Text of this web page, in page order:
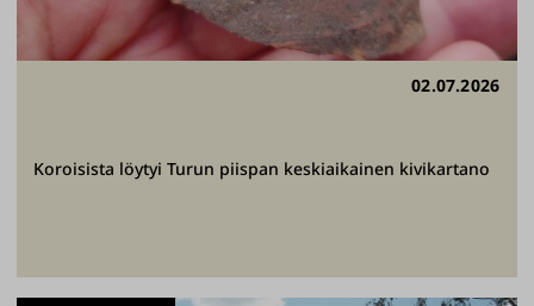
02.07.2026
Koroisista löytyi Turun piispan keskiaikainen kivikartano